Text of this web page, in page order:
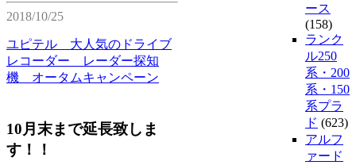
2018/10/25
ユピテル 大人気のドライブ
レコーダー レーダー探知
機 オータムキャンペーン
10月末まで延長致しま
す！！
ース
(158)
ランク
ル250
系・200
系・150
系プラ
ド (623)
アルフ
ァード